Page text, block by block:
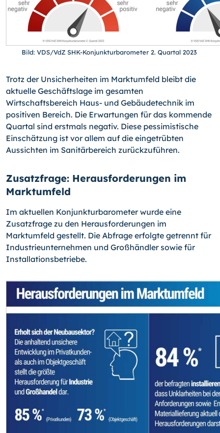
Bild: VDS/VdZ SHK-Konjunkturbarometer 2. Quartal 2023
Trotz der Unsicherheiten im Marktumfeld bleibt die
aktuelle Geschäftslage im gesamten
Wirtschaftsbereich Haus- und Gebäudetechnik im
positiven Bereich. Die Erwartungen für das kommende
Quartal sind erstmals negativ. Diese pessimistische
Einschätzung ist vor allem auf die eingetrübten
Aussichten im Sanitärbereich zurückzuführen.
Zusatzfrage: Herausforderungen im
Marktumfeld
Im aktuellen Konjunkturbarometer wurde eine
Zusatzfrage zu den Herausforderungen im
Marktumfeld gestellt. Die Abfrage erfolgte getrennt für
Industrieunternehmen und Großhändler sowie für
Installationsbetriebe.